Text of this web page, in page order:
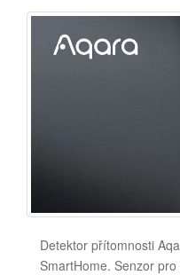
Detektor přítomnosti
SmartHome. Senzor